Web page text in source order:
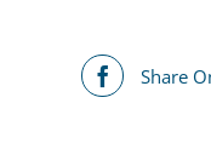
Share